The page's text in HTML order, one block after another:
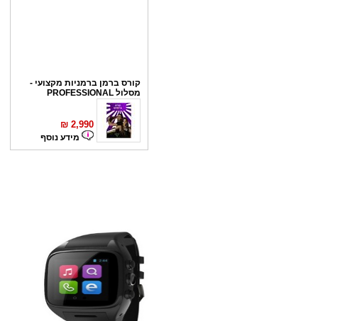
מסלול PROFESSIONAL
2,990
מידע נוסף
לחברות
150
₪
מידע נוסף
נגן DVD קורא DIVX עם USB
מבית PIONEER